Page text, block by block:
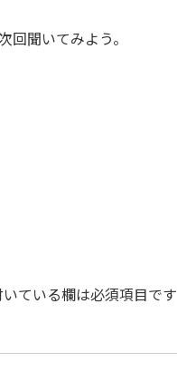
回聞いてみよう。
いている欄は必須項目です